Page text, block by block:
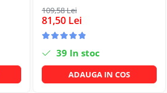
109,58 Lei
81,50 Lei
39 In stoc
ADAUGA IN COS